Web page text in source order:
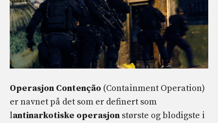
Operasjon Contenção (Containment Operation)
er navnet på det som er definert som
lantinarkotiske operasjon største og blodigste i